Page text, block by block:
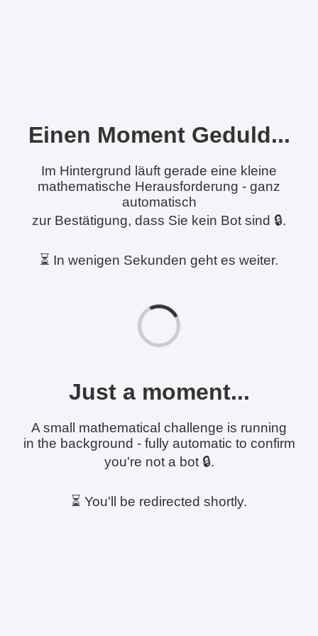
Einen Moment Geduld...
Im Hintergrund läuft gerade eine kleine
mathematische Herausforderung - ganz
automatisch
zur Bestätigung, dass Sie kein Bot sind 🔒.
⏳ In wenigen Sekunden geht es weiter.
Just a moment...
A small mathematical challenge is running
in the background - fully automatic to confirm
you're not a bot 🔒.
⏳ You'll be redirected shortly.